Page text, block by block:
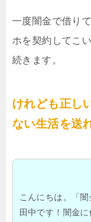
一度闇金で借り
ホを契約してこ
続きます。
けれども正し
ない生活を送
こんにちは。「
田中です！闇金